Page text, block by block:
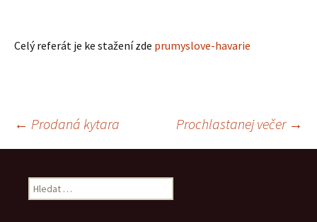
Celý referát je ke stažení zde prumyslove-havarie
Navigace
pro
← Prodaná kytara Prochlastanej večer →
Vyhledávání